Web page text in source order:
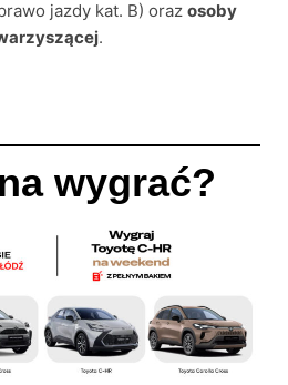
jazdy kat. B) oraz osoby
.
wygrać?